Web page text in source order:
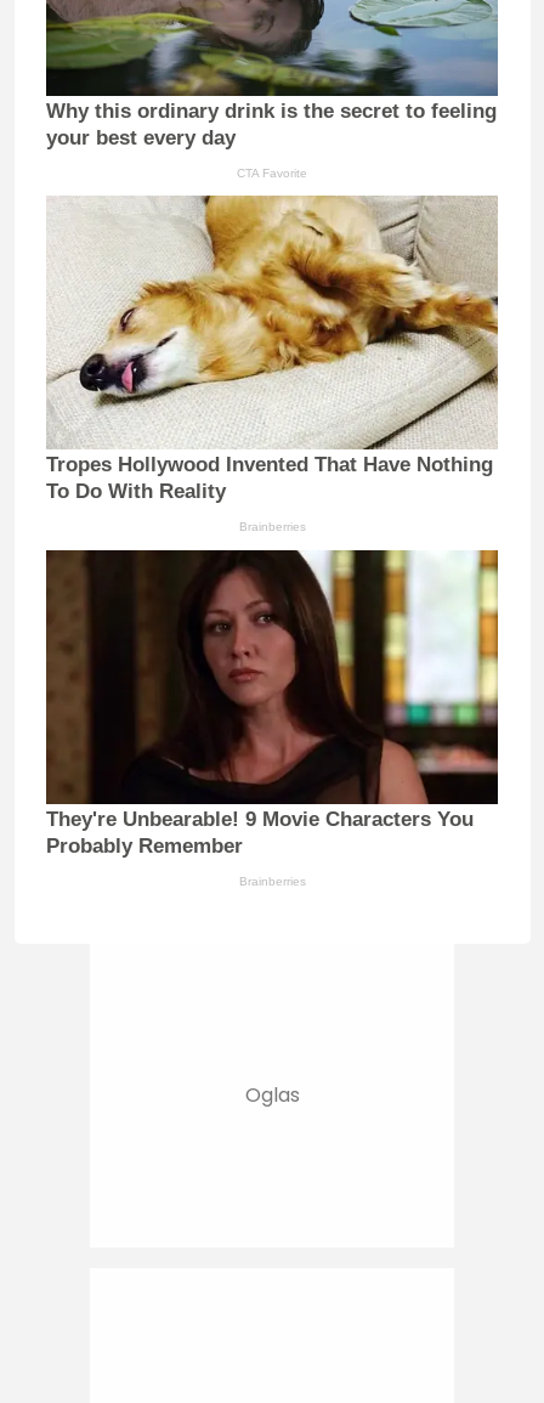
Why this ordinary drink is the secret to feeling
your best every day
CTA Favorite
Tropes Hollywood Invented That Have Nothing
To Do With Reality
Brainberries
They're Unbearable! 9 Movie Characters You
Probably Remember
Brainberries